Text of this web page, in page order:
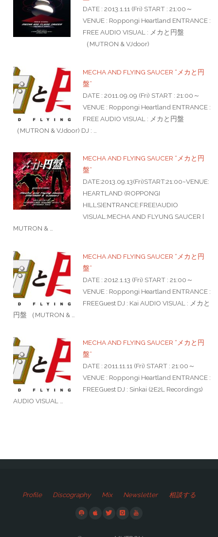
DATE : 2013.1.11 (Fri) START : 21:00～
VENUE : Roppongi Heartland ENTRANCE :
FREE AUDIO VISUAL : メカと円盤
（MUTRON & VJdoor)
MECHA AND FLYING SAUCER “メカと円
盤”
DATE : 2011.09.09 (Fri) START : 21:00～
VENUE : Roppongi Heartland ENTRANCE :
FREE AUDIO VISUAL : メカと円盤
（MUTRON & VJdoor) DJ : …
MECHA AND FLYING SAUCER “メカと円
盤”
DATE:2013.09.13(Fri)START:21:00~VENUE:
HEARTLAND (ROPPONGI
HILLS)ENTRANCE:FREE!AUDIO
VISUAL:MECHA AND FLYUNG SAUCER [
MUTRON & …
MECHA AND FLYING SAUCER “メカと円
盤”
DATE : 2012.1.13 (Fri) START : 21:00～
VENUE : Roppongi Heartland ENTRANCE :
FREEGuest DJ : Kai AUDIO VISUAL : メカと
円盤 （MUTRON & …
MECHA AND FLYING SAUCER “メカと円
盤”
DATE : 2011.11.11 (Fri) START : 21:00～
VENUE : Roppongi Heartland ENTRANCE :
FREEGuest DJ : Sinkai (2E2L Recordings)
AUDIO VISUAL …
Profile Discography Mix Newsletter 相談する